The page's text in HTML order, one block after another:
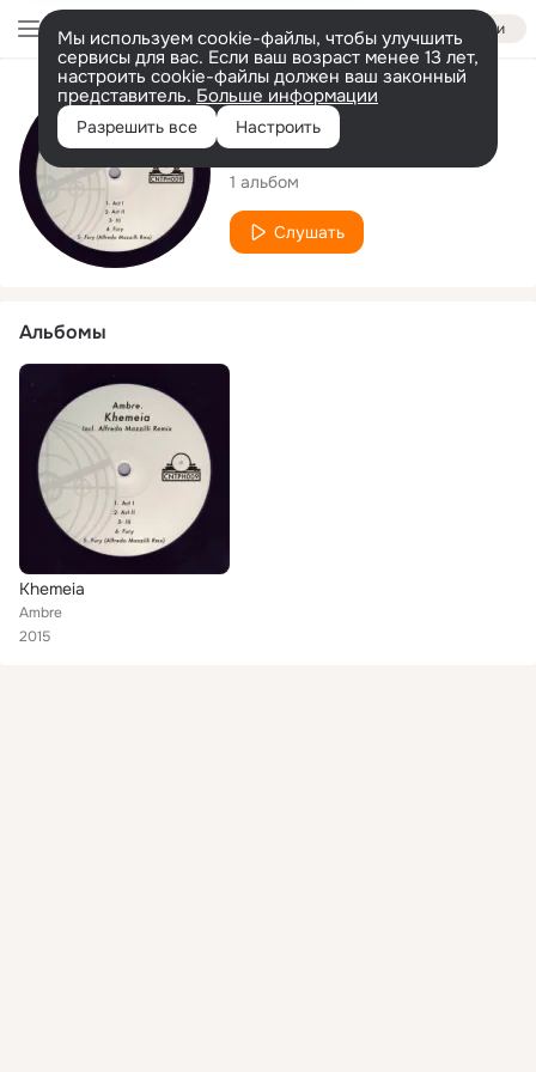
Войти
Мы используем cookie-файлы, чтобы улучшить
сервисы для вас. Если ваш возраст менее 13 лет,
настроить cookie-файлы должен ваш законный
представитель. Больше информации
Разрешить все Настроить
Исполнитель
Ambre
1 альбом
Слушать
Альбомы
Khemeia
Ambre
2015